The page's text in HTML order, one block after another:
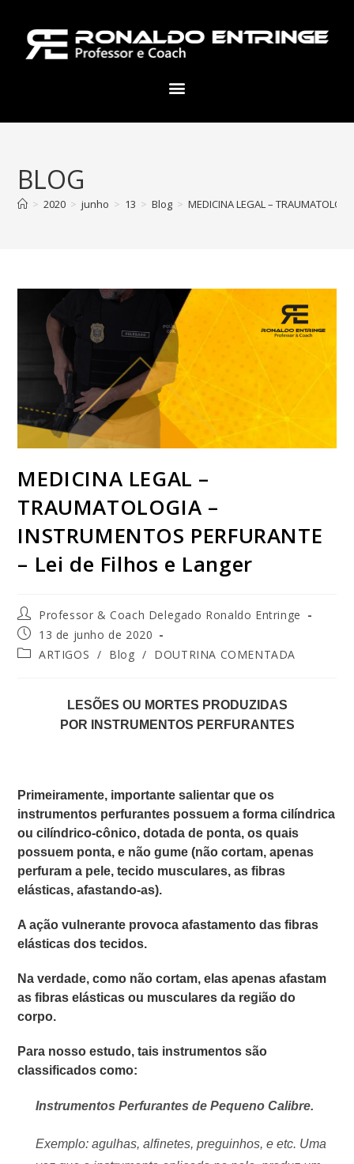
BLOG
> 2020 > junho > 13 > Blog > MEDICINA LEGAL –
MEDICINA LEGAL –
TRAUMATOLOGIA –
INSTRUMENTOS PERFURANTE
– Lei de Filhos e Langer
Professor & Coach Delegado Ronaldo Entringe
13 de junho de 2020
ARTIGOS / Blog / DOUTRINA COMENTADA
LESÕES OU MORTES PRODUZIDAS
POR
INSTRUMENTOS PERFURANTES
Primeiramente, importante salientar que os
instrumentos perfurantes possuem a forma cilíndrica
ou cilíndrico-cônico, dotada de ponta, os quais
possuem ponta, e não gume (não cortam, apenas
perfuram a pele, tecido musculares, as fibras
elásticas, afastando-as).
A ação vulnerante provoca afastamento das fibras
elásticas dos tecidos.
Na verdade, como não cortam, elas apenas afastam
as fibras elásticas ou musculares da região do
corpo.
Para nosso estudo, tais instrumentos são
classificados como:
Instrumentos Perfurantes de Pequeno Calibre.
Exemplo: agulhas, alfinetes, preguinhos, e etc. Uma